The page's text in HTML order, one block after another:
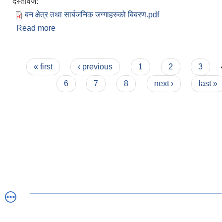
बन क्षेत्र तथा सार्बजनिक जग्गाहरुको बिबरण.pdf
Read more
Pages
« first ‹ previous 1 2 3
6
7 8 next › last »